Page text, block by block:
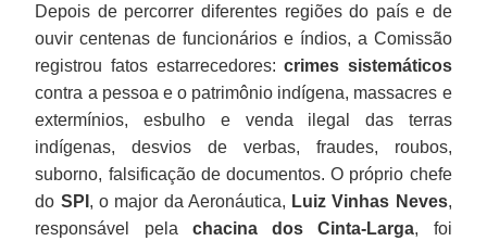
Depois de percorrer diferentes regiões do país e de
ouvir centenas de funcionários e índios, a Comissão
registrou fatos estarrecedores:crimes sistemáticos
contra a pessoa e o patrimônio indígena, massacres e
extermínios, esbulho e venda ilegal das terras
indígenas, desvios de verbas, fraudes, roubos,
suborno, falsificação de documentos. O próprio chefe
do SPI , o major da Aeronáutica, Luiz Vinhas Neves,
responsável pela chacina dos Cinta-Larga, foi